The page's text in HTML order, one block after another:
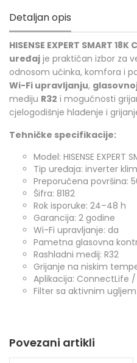
Detaljan opis
HISENSE EXPERT SMART
uređaj je praktičan izbor za
odnosom učinka, komfora i
Wi-Fi upravljanju,
mediju R32 i mogućnosti
cjelogodišnje hlađenje i
Tehničke specifikacije:
Model: HISENSE EXPERT
Tip uređaja: inverter
Preporučena površina:
Šifra: 8182
Rok isporuke: 24–48 h
Garancija: 2 godine
Wi-Fi upravljanje: da
Pametna glasovna
Rashladni medij: R32
Grijanje na niskim
Aplikacija: ConnectLife
Filter sa aktivnim
Povezani artikli